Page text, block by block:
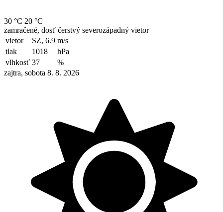
30 °C 20 °C
zamračené, dosť čerstvý severozápadný vietor
vietor
SZ, 6.9 m/s
tlak
1018
hPa
vlhkosť 37
%
zajtra, sobota 8. 8. 2026